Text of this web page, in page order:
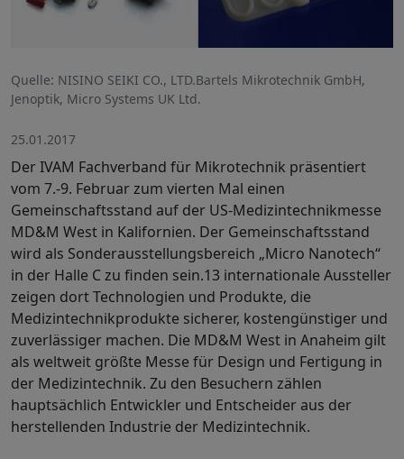
Quelle: NISINO SEIKI CO., LTD.Bartels Mikrotechnik GmbH,
Jenoptik, Micro Systems UK Ltd.
25.01.2017
Der IVAM Fachverband für Mikrotechnik präsentiert
vom 7.-9. Februar zum vierten Mal einen
Gemeinschaftsstand auf der US-Medizintechnikmesse
MD&M West in Kalifornien. Der Gemeinschaftsstand
wird als Sonderausstellungsbereich „Micro Nanotech“
in der Halle C zu finden sein.13 internationale Aussteller
zeigen dort Technologien und Produkte, die
Medizintechnikprodukte sicherer, kostengünstiger und
zuverlässiger machen. Die MD&M West in Anaheim gilt
als weltweit größte Messe für Design und Fertigung in
der Medizintechnik. Zu den Besuchern zählen
hauptsächlich Entwickler und Entscheider aus der
herstellenden Industrie der Medizintechnik.